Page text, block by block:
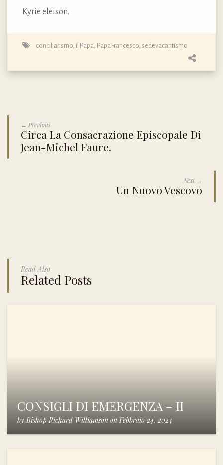
Kyrie eleison.
conciliarismo il Papa Papa Francesco sedevacantismo
← Previous
Circa La Consacrazione Episcopale Di
Jean-Michel Faure.
Next →
Un Nuovo Vescovo
Read Also
Related Posts
CONSIGLI DI EMERGENZA – II
by Bishop Richard Williamson on Febbraio 24, 2024